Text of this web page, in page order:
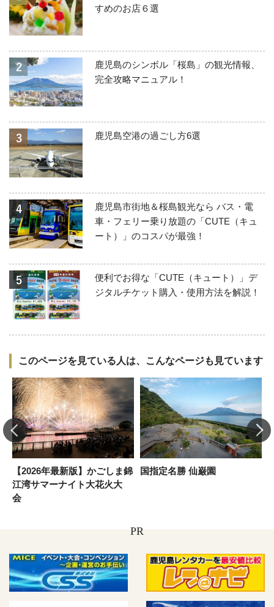
すめのお店６選
鹿児島のシンボル「桜島」の観光情報、
完全攻略マニュアル！
鹿児島空港の過ごし方6選
鹿児島市街地＆桜島観光なら バス・電
車・フェリー乗り放題の「CUTE（キュ
ート）」のコスパが最強！
便利でお得な「CUTE（キュート）」デ
ジタルチケット購入・使用方法を解説！
このページを見ている人は、こんなページも見ています
【2026年最新版】かごしま錦
江湾サマーナイト大花火大
会
国指定名勝 仙巌園
PR